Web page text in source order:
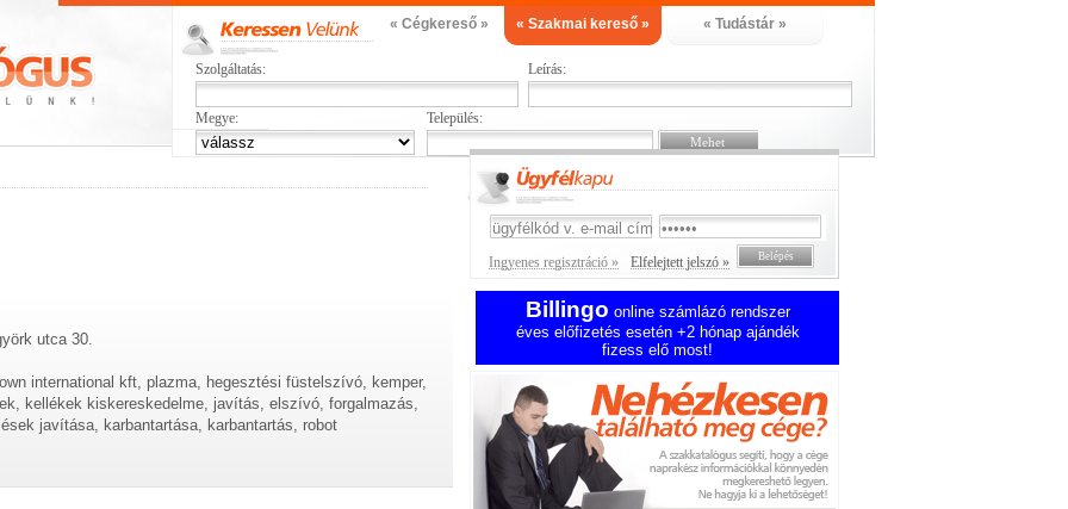
« Cégkereső » « Szakmai kereső » « Tudástár »
Szolgáltatás: Leírás:
Megye: Település:
utca 30.
international kft, plazma, hegesztési füstelszívó, kemper,
kellékek kiskereskedelme, javítás, elszívó, forgalmazás,
javítása, karbantartása, karbantartás, robot
Ingyenes regisztráció » Elfelejtett jelszó »
Billingo online számlázó rendszer
éves előfizetés esetén +2 hónap ajándék
fizess elő most!